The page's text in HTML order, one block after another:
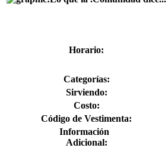
Horario:
Categorías:
Sirviendo:
Costo:
Código de Vestimenta:
Información
Adicional: